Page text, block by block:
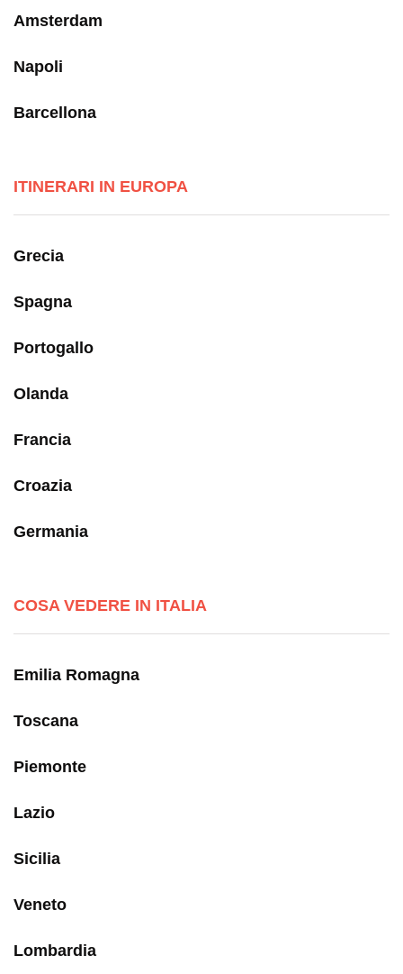
Amsterdam
Napoli
Barcellona
ITINERARI IN EUROPA
Grecia
Spagna
Portogallo
Olanda
Francia
Croazia
Germania
COSA VEDERE IN ITALIA
Emilia Romagna
Toscana
Piemonte
Lazio
Sicilia
Veneto
Lombardia